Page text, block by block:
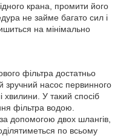
крана, промити його
не займе багато сил і
на мінімально
фільтра достатньо
зручний насос первинного
хвилини. У такий спосіб
фільтра водою.
допомогою двох шлангів,
по всьому